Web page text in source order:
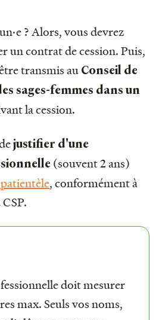
? Alors, vous devrez
un contrat de cession. Puis,
transmis au Conseil de
sages-femmes dans un
la cession.
justifier d'une
(souvent 2 ans)
, conformément à
doit mesurer
max. Seuls vos noms,